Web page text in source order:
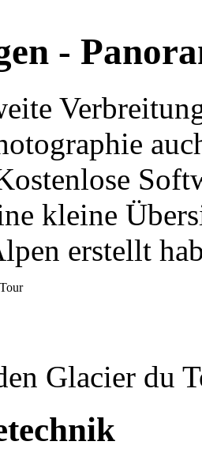
-
kleine
erstellt
Glacier du